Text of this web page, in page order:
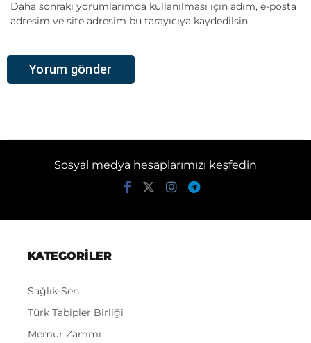
Daha sonraki yorumlarımda kullanılması için adım, e-posta
adresim ve site adresim bu tarayıcıya kaydedilsin.
Sosyal medya hesaplarımızı keşfedin
KATEGORİLER
Sağlık-Sen
Türk Tabipler Birliği
Memur Zammı